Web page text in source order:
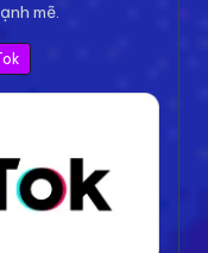
mẽ.